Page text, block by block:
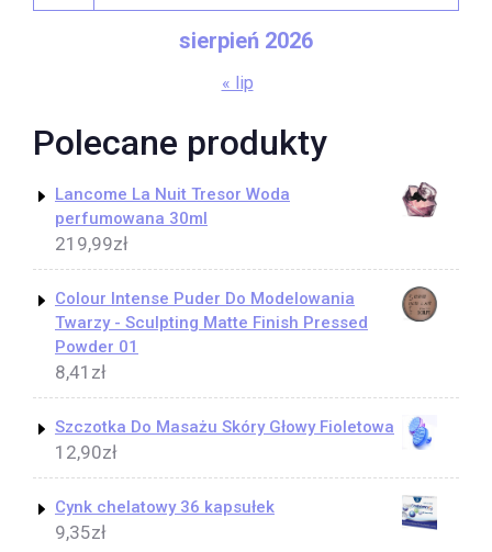
sierpień 2026
« lip
Polecane produkty
Lancome La Nuit Tresor Woda
perfumowana 30ml
219,99zł
Colour Intense Puder Do Modelowania
Twarzy - Sculpting Matte Finish Pressed
Powder 01
8,41 zł
Szczotka Do Masażu Skóry Głowy Fioletowa
12,90zł
Cynk chelatowy 36 kapsułek
9,35zł